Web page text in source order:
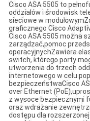
Cisco ASA 5505 to
oddziałów i środowisk
sieciowe w
graficznego Cisco
Cisco ASA 5505 można
zarządzać,pomoc
operacyjnychZawiera
switch, którego porty
utworzenia do trzech
internetowego w celu
bezpieczeństwaCisco
over Ethernet
z wysoce bezpiecznymi
oraz wdrażanie
dostępu dla